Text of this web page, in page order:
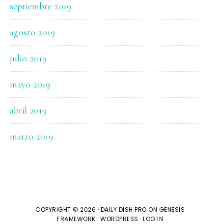
septiembre 2019
agosto 2019
julio 2019
mayo 2019
abril 2019
marzo 2019
COPYRIGHT © 2026 · DAILY DISH PRO ON GENESIS
FRAMEWORK · WORDPRESS · LOG IN